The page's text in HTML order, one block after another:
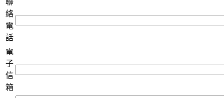
聯
絡
電
話
電
子
信
箱